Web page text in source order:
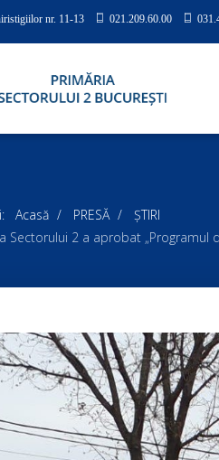
nr. 11-13 021.209.60.00
Acasă PRESĂ
ȘTIRI
Sectorului 2 a aprobat